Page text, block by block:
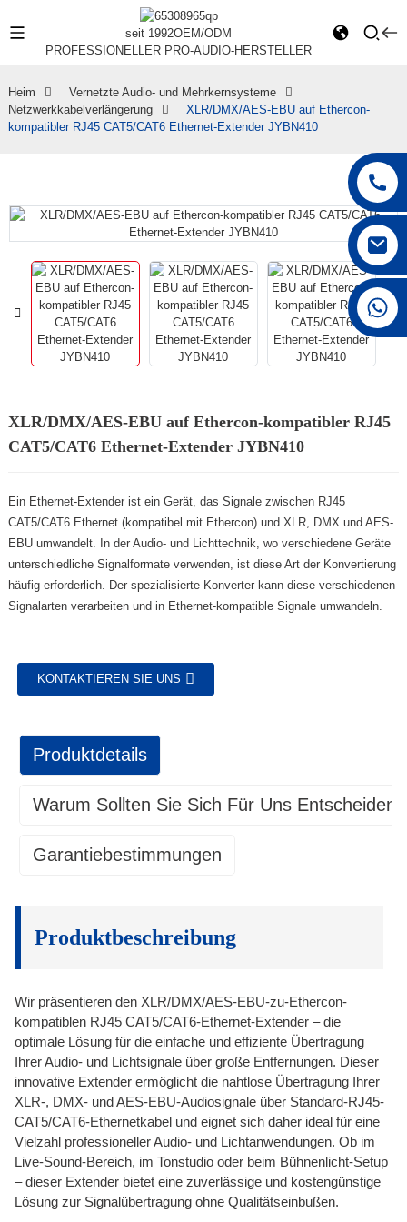
seit 1992OEM/ODM
PROFESSIONELLER PRO-AUDIO-HERSTELLER
+86 15168592711
Heim
Vernetzte Audio- und Mehrkernsysteme
Netzwerkkabelverlängerung
XLR/DMX/AES-EBU auf Ethercon-
kompatibler RJ45 CAT5/CAT6 Ethernet-Extender JYBN410
XLR/DMX/AES-EBU auf Ethercon-kompatibler RJ45
CAT5/CAT6 Ethernet-Extender JYBN410
Ein Ethernet-Extender ist ein Gerät, das Signale zwischen RJ45
CAT5/CAT6 Ethernet (kompatibel mit Ethercon) und XLR, DMX und AES-
EBU umwandelt. In der Audio- und Lichttechnik, wo verschiedene Geräte
unterschiedliche Signalformate verwenden, ist diese Art der Konvertierung
häufig erforderlich. Der spezialisierte Konverter kann diese verschiedenen
Signalarten verarbeiten und in Ethernet-kompatible Signale umwandeln.
KONTAKTIEREN SIE UNS
Produktdetails
Warum Sollten Sie Sich Für Uns Entscheiden?
Garantiebestimmungen
Produktbeschreibung
Wir präsentieren den XLR/DMX/AES-EBU-zu-Ethercon-
kompatiblen RJ45 CAT5/CAT6-Ethernet-Extender – die
optimale Lösung für die einfache und effiziente Übertragung
Ihrer Audio- und Lichtsignale über große Entfernungen. Dieser
innovative Extender ermöglicht die nahtlose Übertragung Ihrer
XLR-, DMX- und AES-EBU-Audiosignale über Standard-RJ45-
CAT5/CAT6-Ethernetkabel und eignet sich daher ideal für eine
Vielzahl professioneller Audio- und Lichtanwendungen. Ob im
Live-Sound-Bereich, im Tonstudio oder beim Bühnenlicht-Setup
– dieser Extender bietet eine zuverlässige und kostengünstige
Lösung zur Signalübertragung ohne Qualitätseinbußen.
Kundendienst
Pünktliche Lieferung
Spezifikationen für die Produkte.
• Jedes einzelne Produkt wird vor dem Verpacken einer
100%igen Prüfung unterzogen.
Kundendienst
• Ein persönlicher Ansprechpartner im Vertrieb hilft
Ihnen bei der Klärung von Fragen und Anliegen.
• Wir garantieren, dass die Qualität unserer Produkte
den vereinbarten Standards entspricht.
Pünktliche Lieferung
Als Erstausrüster (OEM) gewähren wir auf unsere Produkte eine
Jahres ab Lieferdatum an den Kunden. Diese Garantie gilt nur für den
versendeten Produkte den mit unseren Kunden vereinbarten Standards
entsprechen.
1.2 Einjähriger Ersatz: Wir bieten innerhalb eines Jahres nach Erhalt
Ersatz für defekte Ware an.
1.3 Service & Support: Auch nach dem Kauf sind Sie nicht allein. Wir
bieten Ihnen kontinuierlich Service und technischen Support.
2. Ablauf bei Garantieansprüchen:
Bitte befolgen Sie bei Garantieansprüchen das unten beschriebene
Verfahren.